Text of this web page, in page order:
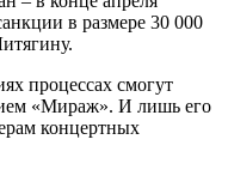
в размере 30 000
процессах смогут
«Мираж». И лишь его
концертных